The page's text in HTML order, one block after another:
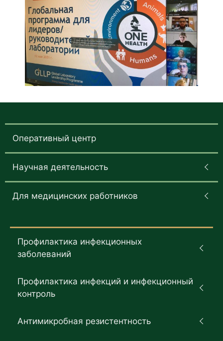
Оперативный центр
Научная деятельность
Для медицинских работников
Профилактика инфекционных
заболеваний
Профилактика инфекций и инфекционный
контроль
Антимикробная резистентность